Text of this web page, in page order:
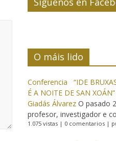
O máis lido
Conferencia “IDE
É A NOITE DE SAN
Giadás Álvarez O pasado
profesor, investigador e
1.075 vistas | 0 comentarios |